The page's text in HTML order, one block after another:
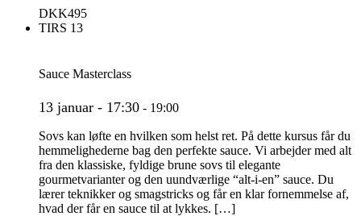
DKK495
TIRS 13
Sauce Masterclass
13 januar - 17:30 - 19:00
Sovs kan løfte en hvilken som helst ret. På dette kursus får du
hemmelighederne bag den perfekte sauce. Vi arbejder med alt
fra den klassiske, fyldige brune sovs til elegante
gourmetvarianter og den uundværlige “alt-i-en” sauce. Du
lærer teknikker og smagstricks og får en klar fornemmelse af,
hvad der får en sauce til at lykkes. […]